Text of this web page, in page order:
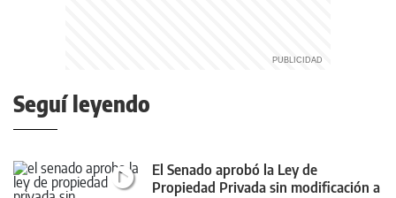
Seguí leyendo
El Senado aprobó la Ley de
Propiedad Privada sin modificación a